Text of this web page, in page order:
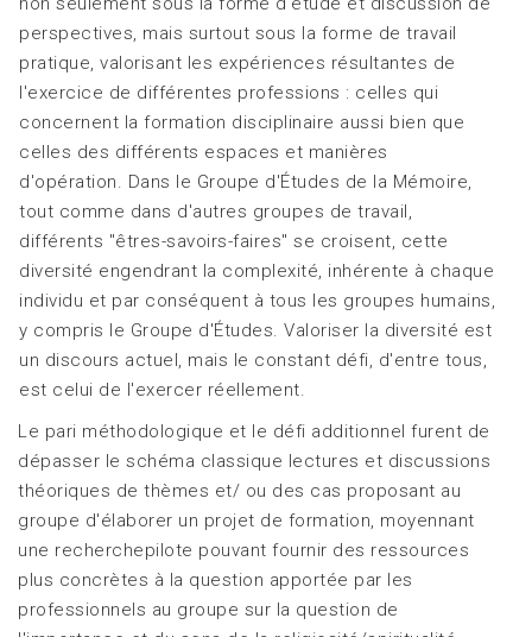
perspectives, mais surtout sous la forme de travail
pratique, valorisant les expériences résultantes de
l'exercice de différentes professions : celles qui
concernent la formation disciplinaire aussi bien que
celles des différents espaces et manières
d'opération. Dans le Groupe d'Études de la Mémoire,
tout comme dans d'autres groupes de travail,
différents "êtres-savoirs-faires" se croisent, cette
diversité engendrant la complexité, inhérente à chaque
individu et par conséquent à tous les groupes humains,
y compris le Groupe d'Études. Valoriser la diversité est
un discours actuel, mais le constant défi, d'entre tous,
est celui de l'exercer réellement.
Le pari méthodologique et le défi additionnel furent de
dépasser le schéma classique lectures et discussions
théoriques de thèmes et/ ou des cas proposant au
groupe d'élaborer un projet de formation, moyennant
une recherchepilote pouvant fournir des ressources
plus concrètes à la question apportée par les
professionnels au groupe sur la question de